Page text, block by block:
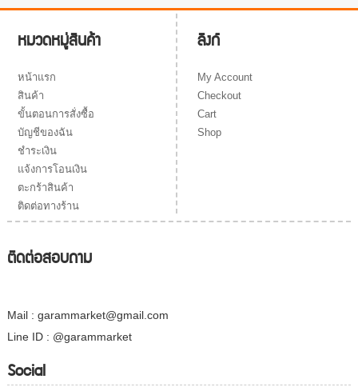
หมวดหมู่สินค้า
หน้าแรก
สินค้า
ขั้นตอนการสั่งซื้อ
บัญชีของฉัน
ชำระเงิน
แจ้งการโอนเงิน
ตะกร้าสินค้า
ติดต่อทางร้าน
ลิงก์
My Account
Checkout
Cart
Shop
ติดต่อสอบถาม
Mail : garammarket@gmail.com
Line ID : @garammarket
Social